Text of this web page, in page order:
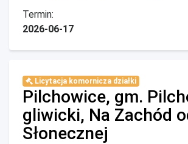
Termin:
2026-06-17
Licytacja komornicza działki
Pilchowice, gm.
gliwicki, Na Zachód
Słonecznej